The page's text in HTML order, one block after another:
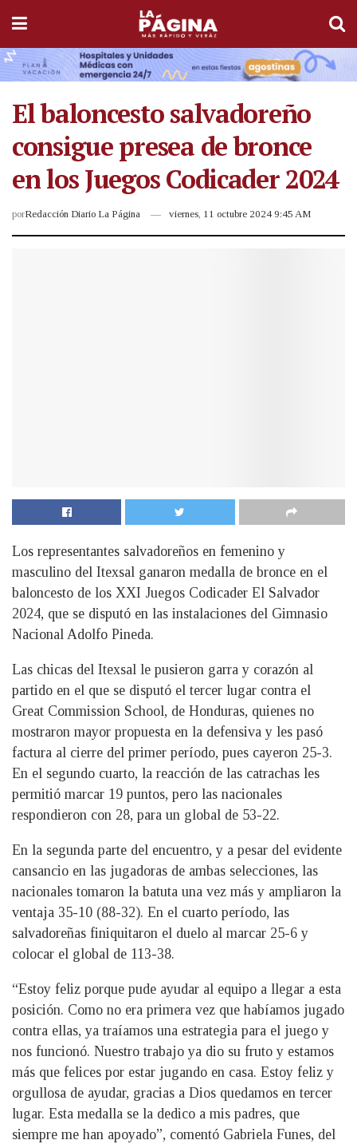
El baloncesto salvadoreño
consigue presea de bronce
en los Juegos Codicader 2024
porRedacción Diario La Página viernes, 11 octubre 2024 9:45 AM
Los representantes salvadoreños en femenino y
masculino del Itexsal ganaron medalla de bronce en el
baloncesto de los XXI Juegos Codicader El Salvador
2024, que se disputó en las instalaciones del Gimnasio
Nacional Adolfo Pineda.
Las chicas del Itexsal le pusieron garra y corazón al
partido en el que se disputó el tercer lugar contra el
Great Commission School, de Honduras, quienes no
mostraron mayor propuesta en la defensiva y les pasó
factura al cierre del primer período, pues cayeron 25-3.
En el segundo cuarto, la reacción de las catrachas les
permitió marcar 19 puntos, pero las nacionales
respondieron con 28, para un global de 53-22.
En la segunda parte del encuentro, y a pesar del evidente
cansancio en las jugadoras de ambas selecciones, las
nacionales tomaron la batuta una vez más y ampliaron la
ventaja 35-10 (88-32). En el cuarto período, las
salvadoreñas finiquitaron el duelo al marcar 25-6 y
colocar el global de 113-38.
“Estoy feliz porque pude ayudar al equipo a llegar a esta
posición. Como no era primera vez que habíamos jugado
contra ellas, ya traíamos una estrategia para el juego y
nos funcionó. Nuestro trabajo ya dio su fruto y estamos
más que felices por estar jugando en casa. Estoy feliz y
orgullosa de ayudar, gracias a Dios quedamos en tercer
lugar. Esta medalla se la dedico a mis padres, que
siempre me han apoyado”, comentó Gabriela Funes, del